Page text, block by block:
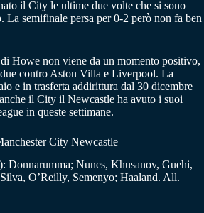
il City le ultime due volte che si sono
La semifinale persa per 0-2 però non fa ben
Howe non viene da un momento positivo,
contro Aston Villa e Liverpool. La
e in trasferta addirittura dal 30 dicembre
il City il Newcastle ha avuto i suoi
in queste settimane.
City Newcastle
Donnarumma; Nunes, Khusanov, Guehi,
O’Reilly, Semenyo; Haaland. All.